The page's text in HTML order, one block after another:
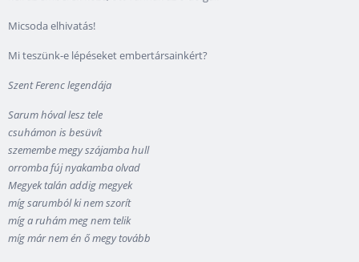
Micsoda elhivatás!
Mi teszünk-e lépéseket embertársainkért?
Szent Ferenc legendája
Sarum hóval lesz tele
csuhámon is besüvít
szemembe megy szájamba hull
orromba fúj nyakamba olvad
Megyek talán addig megyek
míg sarumból ki nem szorít
míg a ruhám meg nem telik
míg már nem én ő megy tovább